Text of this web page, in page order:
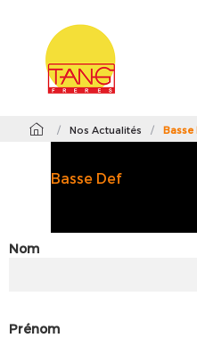
/ Nos Actualités / Basse
Basse Def
Nom
Prénom